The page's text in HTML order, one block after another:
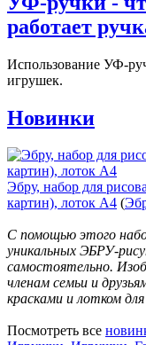
работает
Использование УФ-
игрушек.
Новинки
Эбру, набор для
картин), лоток А4 (
С помощью этого
уникальных ЭБРУ-
самостоятельно.
членам семьи и
красками и лотком для
Посмотреть все